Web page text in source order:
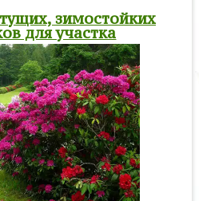
зимостойких
для участка